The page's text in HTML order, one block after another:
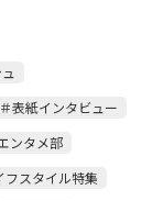
＃表紙インタビュー
ンタメ部
フスタイル特集